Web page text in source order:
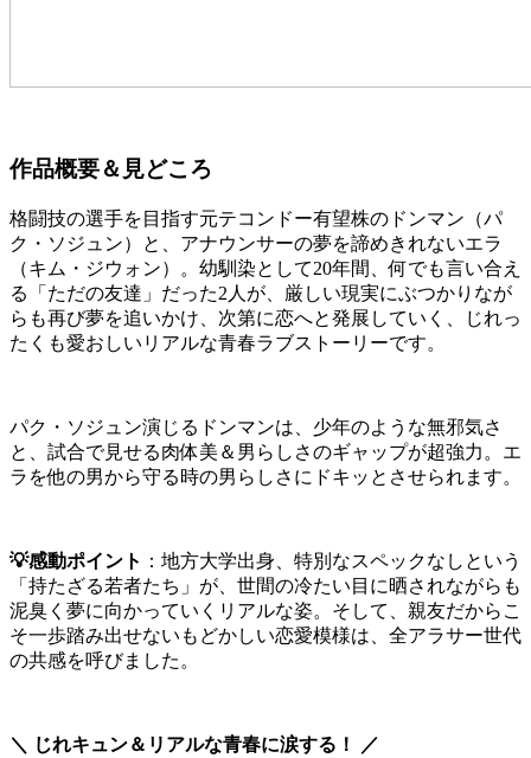
作品概要＆見どころ
格闘技の選手を目指す元テコンドー有望株のドンマン（パ
ク・ソジュン）と、アナウンサーの夢を諦めきれないエラ
（キム・ジウォン）。幼馴染として20年間、何でも言い合え
る「ただの友達」だった2人が、厳しい現実にぶつかりなが
らも再び夢を追いかけ、次第に恋へと発展していく、じれっ
たくも愛おしいリアルな青春ラブストーリーです。
パク・ソジュン演じるドンマンは、少年のような無邪気さ
と、試合で見せる肉体美＆男らしさのギャップが超強力。エ
ラを他の男から守る時の男らしさにドキッとさせられます。
💡感動ポイント ：地方大学出身、特別なスペックなしという
「持たざる若者たち」が、世間の冷たい目に晒されながらも
泥臭く夢に向かっていくリアルな姿。そして、親友だからこ
そ一歩踏み出せないもどかしい恋愛模様は、全アラサー世代
の共感を呼びました。
＼ じれキュン＆リアルな青春に涙する！ ／